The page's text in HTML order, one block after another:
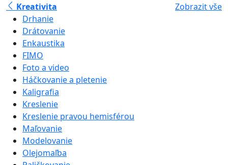
Kreativita
Zobrazit vše
Drhanie
Drátovanie
Enkaustika
FIMO
Foto a video
Háčkovanie a pletenie
Kaligrafia
Kreslenie
Kreslenie pravou hemisférou
Maľovanie
Modelovanie
Olejomaľba